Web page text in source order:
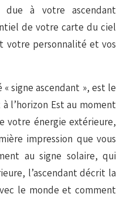
due à votre ascendant
de votre carte du ciel
votre personnalité et vos
signe ascendant », est le
l’horizon Est au moment
votre énergie extérieure,
impression que vous
au signe solaire, qui
l’ascendant décrit la
le monde et comment